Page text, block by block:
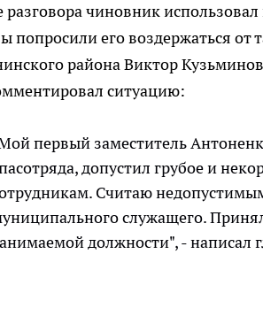
разговора чиновник
попросили его воздержаться
района Виктор
ситуацию:
первый заместитель
допустил грубое и
Считаю
служащего.
должности", - написал